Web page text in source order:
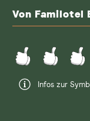
Von Familotel
Infos zur